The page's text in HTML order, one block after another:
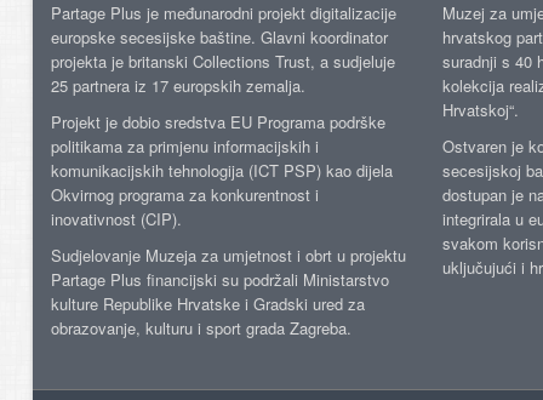
Partage Plus je međunarodni projekt digitalizacije
europske secesijske baštine. Glavni koordinator
projekta je britanski Collections Trust, a sudjeluje
25 partnera iz 17 europskih zemalja.
Projekt je dobio sredstva EU Programa podrške
politikama za primjenu informacijskih i
komunikacijskih tehnologija (ICT PSP) kao dijela
Okvirnog programa za konkurentnost i
inovativnost (CIP).
Sudjelovanje Muzeja za umjetnost i obrt u projektu
Partage Plus financijski su podržali Ministarstvo
kulture Republike Hrvatske i Gradski ured za
obrazovanje, kulturu i sport grada Zagreba.
Muzej za
hrvatskog
suradnji s 40
kolekcija
Hrvatskoj“.
Ostvaren je
secesijskoj
dostupan je
integrirala u
svakom
uključujući i